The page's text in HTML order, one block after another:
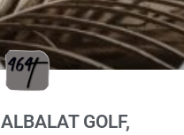
ALBALAT GOLF,